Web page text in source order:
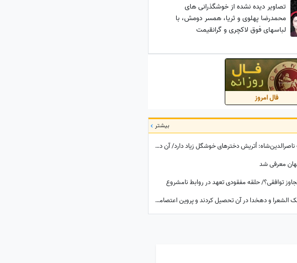
تصاویر دیده نشده از خوشگذرانی های
محمدرضا پهلوی و ثریا، همسر دومش، با
لباسهای فوق لاکچری و گرانقیمت
فال امروز
بیشتر
سفری با خاطرات ناصرالدین‌شاه: اُتریش دخترهای خوشگل زیاد دارد/ آن دختر خیلی‌ خوشگل‌تر وقتی به من دسته گل داد، مات و مبهوت شدم، نتوانستم راه بروم مردم ملتفت شدند، خندیدند!
معرفی شد
توافقی؟/ حلقه مفقودی تعهد در روابط نامشروع
عمارتی که که ملک الشعرا و دهخدا در آن تحصیل کردند و پروین اعتصامی در آن کار کرد + عکس